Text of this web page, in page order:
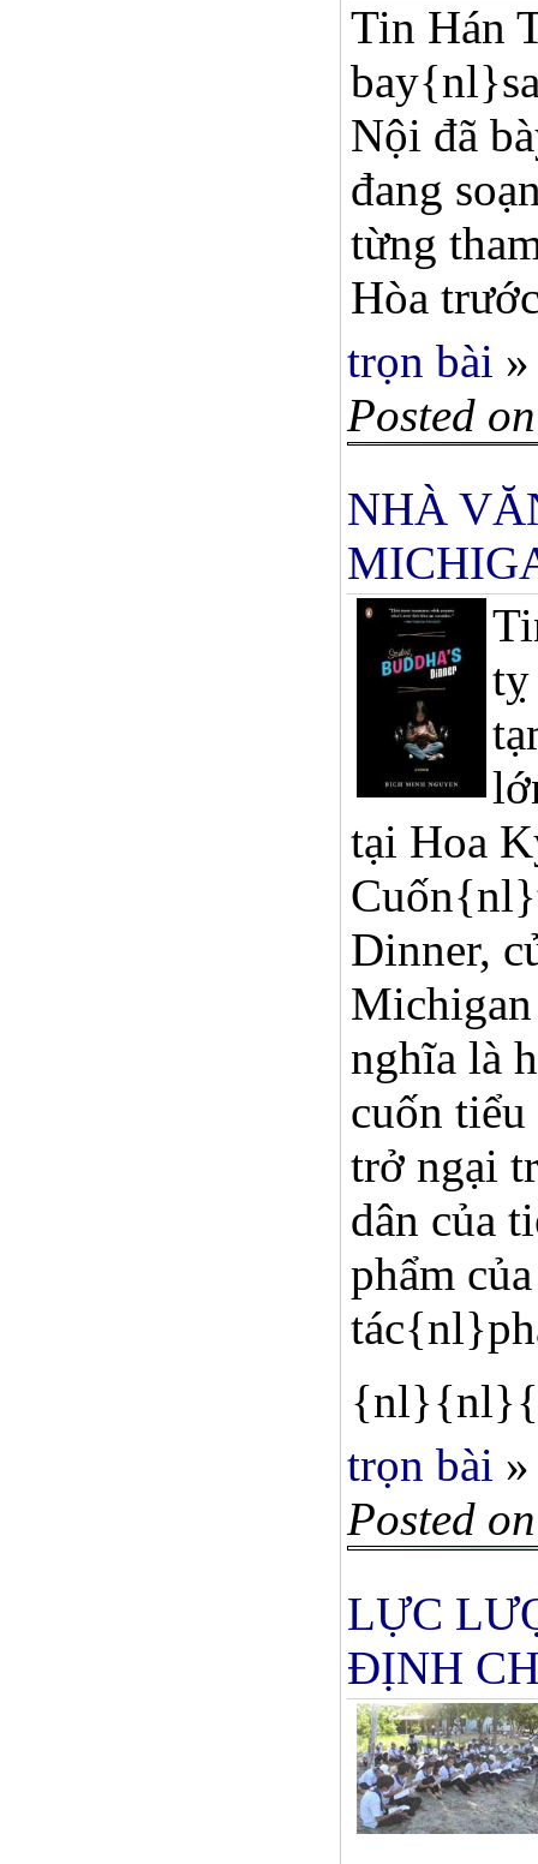
Tin Hán
Nội đã
đang
từng
Hòa
trọn bài »
Posted
NHÀ
tỵ
tại Hoa
Dinner,
nghĩa là
cuốn
trở ngại
dân của
phẩm
trọn bài »
Posted
LỰC
ĐỊNH